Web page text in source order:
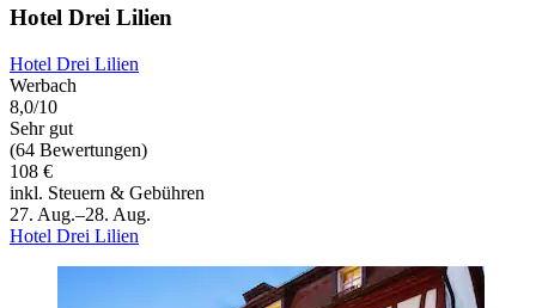
Hotel Drei Lilien
Hotel Drei Lilien
Werbach
8,0/10
Sehr gut
(64 Bewertungen)
108 €
inkl. Steuern & Gebühren
27. Aug.–28. Aug.
Hotel Drei Lilien